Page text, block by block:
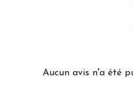
Aucun avis n'a été